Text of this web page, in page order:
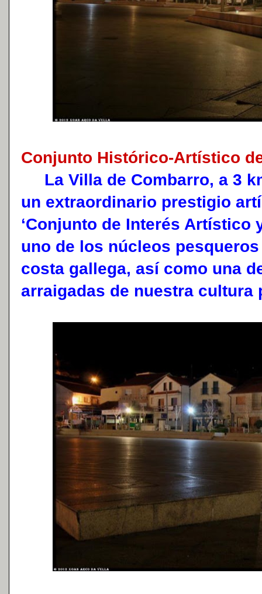
Conjunto Histórico-Artístico
La Villa de Combarro, a 3
un extraordinario prestigio
‘Conjunto de Interés Artístico
uno de los núcleos
costa gallega, así como una
arraigadas de nuestra cultura